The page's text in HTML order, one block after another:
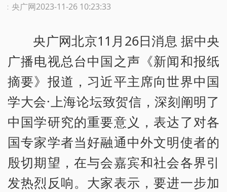
2023-11-26 10:23:33
：央广网
央广网北京11月26日消息 据中央
广播电视总台中国之声《新闻和报纸
摘要》报道，习近平主席向世界中国
学大会·上海论坛致贺信，深刻阐明了
中国学研究的重要意义，表达了对各
国专家学者当好融通中外文明使者的
殷切期望，在与会嘉宾和社会各界引
发热烈反响。大家表示，要进一步加